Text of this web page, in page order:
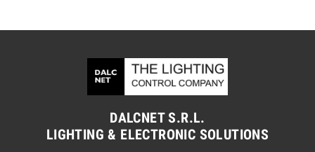
DALCNET S.R.L.
LIGHTING & ELECTRONIC SOLUTIONS